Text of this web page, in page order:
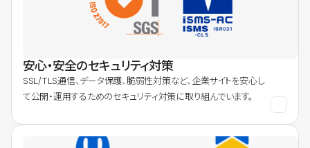
安心・安全のセキュリティ対策
SSL/TLS通信、データ保護、脆弱性対策など、企業サイトを安心し
て公開・運用するためのセキュリティ対策に取り組んでいます。